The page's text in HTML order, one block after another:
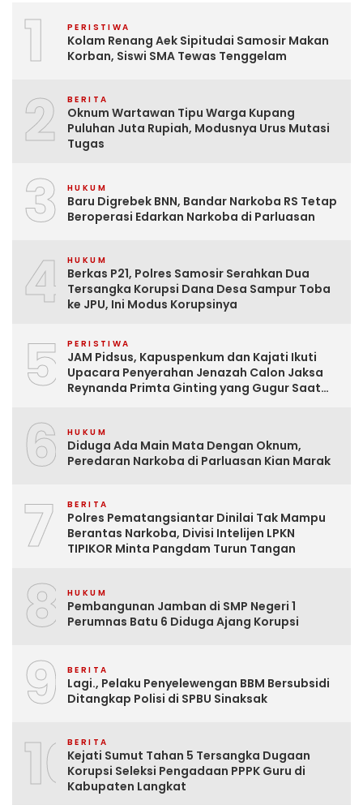
1 PERISTIWA
Kolam Renang Aek Sipitudai Samosir Makan
Korban, Siswi SMA Tewas Tenggelam
2 BERITA
Oknum Wartawan Tipu Warga Kupang
Puluhan Juta Rupiah, Modusnya Urus Mutasi
Tugas
3 HUKUM
Baru Digrebek BNN, Bandar Narkoba RS Tetap
Beroperasi Edarkan Narkoba di Parluasan
4 HUKUM
Berkas P21, Polres Samosir Serahkan Dua
Tersangka Korupsi Dana Desa Sampur Toba
ke JPU, Ini Modus Korupsinya
5 PERISTIWA
JAM Pidsus, Kapuspenkum dan Kajati Ikuti
Upacara Penyerahan Jenazah Calon Jaksa
Reynanda Primta Ginting yang Gugur Saat
6 HUKUM
Diduga Ada Main Mata Dengan Oknum,
Peredaran Narkoba di Parluasan Kian Marak
7 BERITA
Polres Pematangsiantar Dinilai Tak Mampu
Berantas Narkoba, Divisi Intelijen LPKN
TIPIKOR Minta Pangdam Turun Tangan
8 HUKUM
Pembangunan Jamban di SMP Negeri 1
Perumnas Batu 6 Diduga Ajang Korupsi
9 BERITA
Lagi., Pelaku Penyelewengan BBM Bersubsidi
Ditangkap Polisi di SPBU Sinaksak
10BERITA
Kejati Sumut Tahan 5 Tersangka Dugaan
Korupsi Seleksi Pengadaan PPPK Guru di
Kabupaten Langkat